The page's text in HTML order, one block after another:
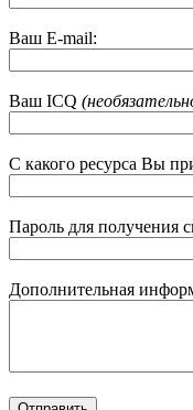
Ваш E-mail:
Ваш ICQ
С какого ресурса Вы
Пароль для получения
Дополнительная